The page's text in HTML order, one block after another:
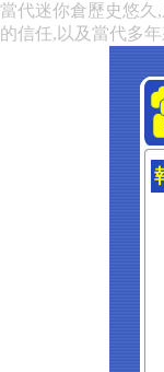
當代迷你倉歷史悠久
的信任,以及當代多